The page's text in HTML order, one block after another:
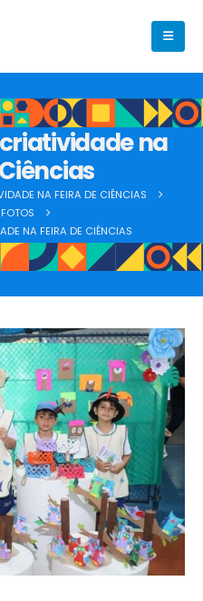
na
NA FEIRA DE CIÊNCIAS
NA FEIRA DE CIÊNCIAS